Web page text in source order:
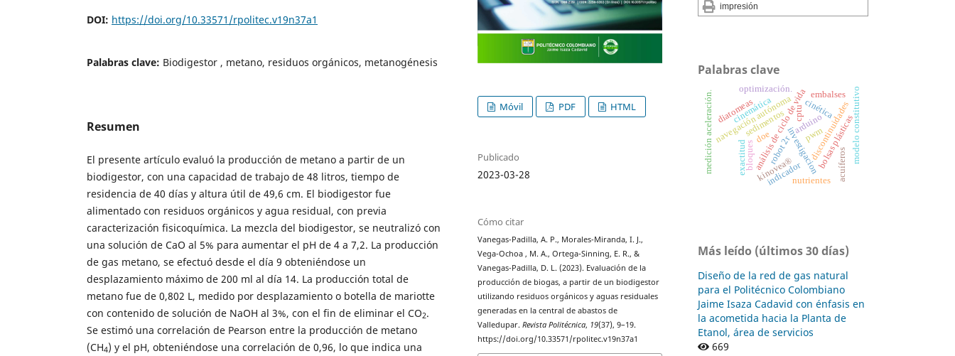
DOI: https://doi.org/10.33571/rpolitec.v19n37a1
Palabras clave: Biodigestor , metano, residuos orgánicos, metanogénesis
Resumen
El presente artículo evaluó la producción de metano a partir de un
biodigestor, con una capacidad de trabajo de 48 litros, tiempo de
residencia de 40 días y altura útil de 49,6 cm. El biodigestor fue
alimentado con residuos orgánicos y agua residual, con previa
caracterización fisicoquímica. La mezcla del biodigestor, se neutralizó con
una solución de CaO al 5% para aumentar el pH de 4 a 7,2. La producción
de gas metano, se efectuó desde el día 9 obteniéndose un
desplazamiento máximo de 200 ml al día 14. La producción total de
metano fue de 0,802 L, medido por desplazamiento o botella de mariotte
con contenido de solución de NaOH al 3%, con el fin de eliminar el CO2.
Se estimó una correlación de Pearson entre la producción de metano
(CH4) y el pH, obteniéndose una correlación de 0,96, lo que indica una
Móvil PDF HTML
Publicado
2023-03-28
Cómo citar
Vanegas-Padilla, A. P., Morales-Miranda, I. J.,
Vega-Ochoa , M. A., Ortega-Sinning, E. R., &
Vanegas-Padilla, D. L. (2023). Evaluación de la
producción de biogas, a partir de un biodigestor
utilizando residuos orgánicos y aguas residuales
generadas en la central de abastos de
Valledupar.Revista Politécnica, 19(37), 9–19.
https://doi.org/10.33571/rpolitec.v19n37a1
impresión
Palabras clave
investigacion
arduino
análisis de ciclo de vidadiscontinuidades
navegación autónomacptu modelo constitutivo
exactitud
sedimentos
medición aceleración. kinovea®
cinemática cinética
bolsas plásticas
acuíferos
optimización.
bloques
indicador
doe
nutrientes
robot 2r pwm
embalses
diatomeas
Más leído (últimos 30 días)
Diseño de la red de gas natural
para el Politécnico Colombiano
Jaime Isaza Cadavid con énfasis en
la acometida hacia la Planta de
Etanol, área de servicios
669